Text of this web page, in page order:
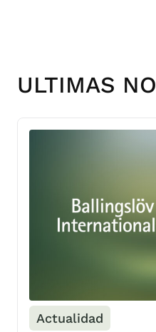
ULTIMAS
Actualidad